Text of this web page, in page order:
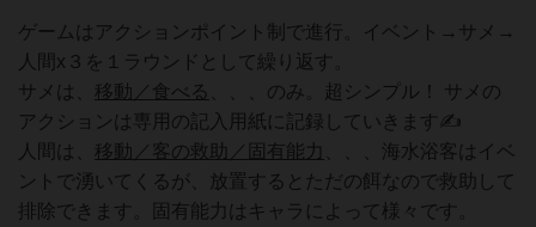
ゲームはアクションポイント制で進行。イベント→サメ→
人間x３を１ラウンドとして繰り返す。
サメは、 移動／食べる
、、、のみ。超シンプル！ サメの
アクションは専用の記入用紙に記録していきます✍️
人間は、 移動／客の救助／固有能力
、、、海水浴客はイベ
ントで湧いてくるが、放置するとただの餌なので救助して
排除できます。固有能力はキャラによって様々です。